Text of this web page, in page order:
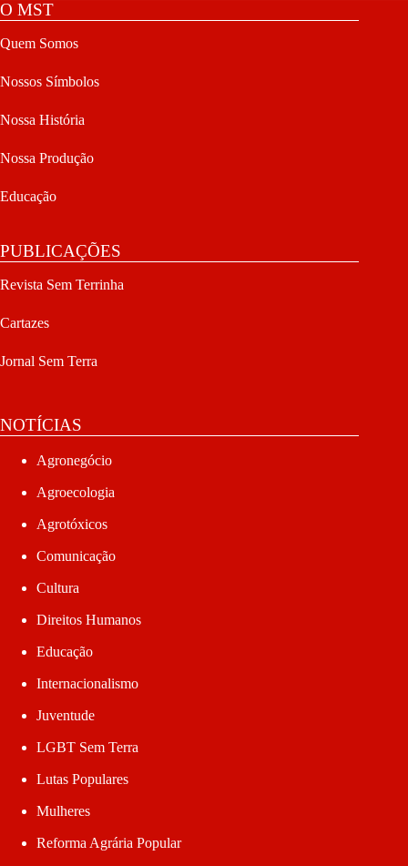
O MST
Quem Somos
Nossos Símbolos
Nossa História
Nossa Produção
Educação
PUBLICAÇÕES
Revista Sem Terrinha
Cartazes
Jornal Sem Terra
NOTÍCIAS
Agronegócio
Agroecologia
Agrotóxicos
Comunicação
Cultura
Direitos Humanos
Educação
Internacionalismo
Juventude
LGBT Sem Terra
Lutas Populares
Mulheres
Reforma Agrária Popular